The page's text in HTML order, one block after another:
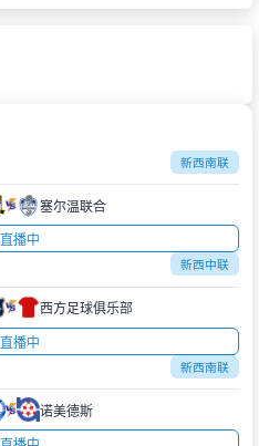
新西南联
塞尔温联合
直播中
新西中联
西方足球俱乐部
直播中
新西南联
诺美德斯